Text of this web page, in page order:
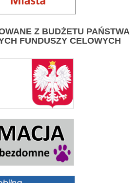
Z BUDŻETU PAŃSTWA
FUNDUSZY CELOWYCH